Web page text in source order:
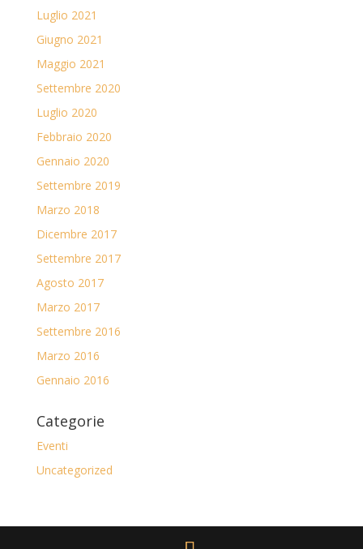
Luglio 2021
Giugno 2021
Maggio 2021
Settembre 2020
Luglio 2020
Febbraio 2020
Gennaio 2020
Settembre 2019
Marzo 2018
Dicembre 2017
Settembre 2017
Agosto 2017
Marzo 2017
Settembre 2016
Marzo 2016
Gennaio 2016
Categorie
Eventi
Uncategorized